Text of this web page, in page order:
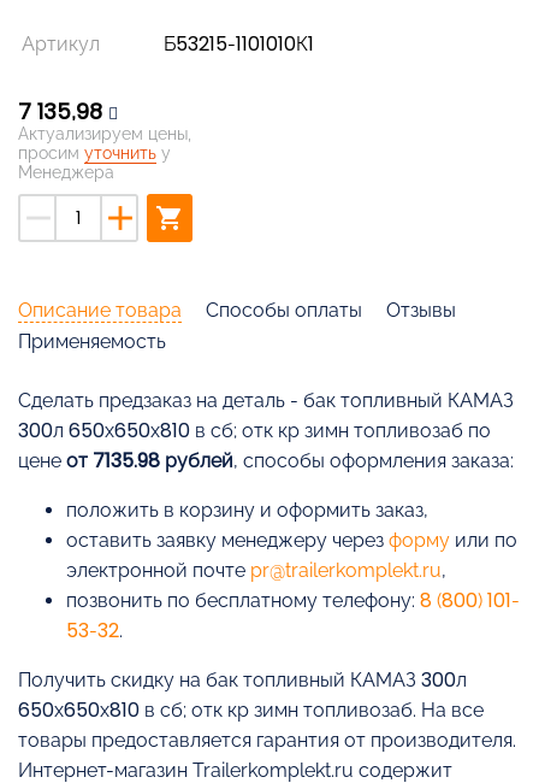
Артикул Б53215-1101010К1
7 135,98
Актуализируем цены,
просим уточнить у
Менеджера
remove add shopping_cart
Описание товара Способы оплаты
Отзывы
Применяемость
Cделать предзаказ на деталь - бак топливный КАМАЗ
300л 650х650х810 в сб; отк кр зимн топливозаб по
цене от 7135.98 рублей, способы оформления заказа:
положить в корзину и оформить заказ,
оставить заявку менеджеру через форму или по
электронной почте pr@trailerkomplekt.ru,
позвонить по бесплатному телефону: 8 (800) 101-
53-32.
Получить скидку на бак топливный КАМАЗ 300л
650х650х810 в сб; отк кр зимн топливозаб. На все
товары предоставляется гарантия от производителя.
Интернет-магазин Trailerkomplekt.ru содержит